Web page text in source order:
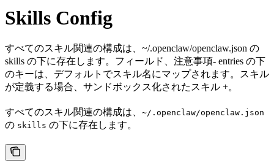
Skills Config
すべてのスキル関連の構成は、~/.openclaw/openclaw.json の
skills の下に存在します。フィールド、注意事項- entries の下
のキーは、デフォルトでスキル名にマップされます。スキル
が定義する場合、サンドボックス化されたスキル +。
すべてのスキル関連の構成は、 ~/.openclaw/openclaw.json
の skills の下に存在します。